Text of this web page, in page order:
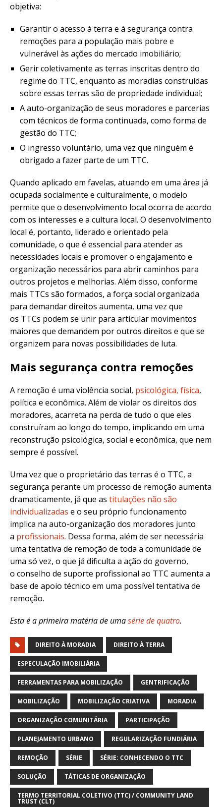
objetiva:
Garantir o acesso à terra e à segurança contra
remoções para a população mais pobre e
vulnerável às ações do mercado imobiliário;
Gerir coletivamente as terras inscritas dentro do
regime do TTC, enquanto as moradias construídas
sobre essas terras são de propriedade individual;
A auto-organização de seus moradores e parcerias
com técnicos de forma continuada, como forma de
gestão do TTC;
O ingresso voluntário, uma vez que ninguém é
obrigado a fazer parte de um TTC.
Quando aplicado em favelas, atuando em uma área já
ocupada socialmente e culturalmente, o modelo
permite que o desenvolvimento local ocorra de acordo
com os interesses e a cultura local. O desenvolvimento
local é, portanto, liderado e orientado pela
comunidade, o que é essencial para atender as
necessidades locais e promover o engajamento e
organização necessários para abrir caminhos para
outros projetos e melhorias. Além disso, conforme
mais TTCs são formados, a força social organizada
para demandar direitos aumenta, uma vez que
os TTCs podem se unir para articular movimentos
maiores que demandem por outros direitos e que se
organizem para novas possibilidades de luta.
Mais segurança contra remoções
A remoção é uma violência social, psicológica, física,
política e econômica. Além de violar os direitos dos
moradores, acarreta na perda de tudo o que eles
construíram ao longo do tempo, implicando em uma
reconstrução psicológica, social e econômica, que nem
sempre é possível.
Uma vez que o proprietário das terras é o TTC, a
segurança perante um processo de remoção aumenta
dramaticamente, já que as titulações não são
individualizadas e o seu próprio funcionamento
implica na auto-organização dos moradores junto
a profissionais. Dessa forma, além de ser necessária
uma tentativa de remoção de toda a comunidade de
uma só vez, o que já dificulta a ação do governo,
o conselho de suporte profissional ao TTC aumenta a
base de apoio técnico em uma possível tentativa de
remoção.
Esta é a primeira matéria de umasérie de quatro.
DIREITO À MORADIA DIREITO À TERRA
ESPECULAÇÃO IMOBILIÁRIA
FERRAMENTAS PARA MOBILIZAÇÃO GENTRIFICAÇÃO
MOBILIZAÇÃO MOBILIZAÇÃO CRIATIVA MORADIA
ORGANIZAÇÃO COMUNITÁRIA PARTICIPAÇÃO
PLANEJAMENTO URBANO REGULARIZAÇÃO FUNDIÁRIA
REMOÇÃO SÉRIE SÉRIE: CONHECENDO O TTC
SOLUÇÃO TÁTICAS DE ORGANIZAÇÃO
TERMO TERRITORIAL COLETIVO (TTC) / COMMUNITY LAND
TRUST (CLT)